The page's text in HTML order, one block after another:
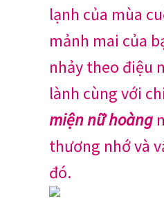
lạnh của mùa
mảnh mai của
nhảy theo điệu
lành cùng với
miện nữ hoàng
thương nhớ và
đó.